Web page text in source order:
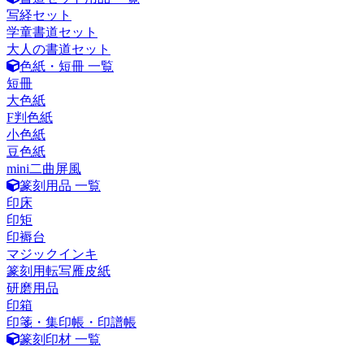
写経セット
学童書道セット
大人の書道セット
色紙・短冊 一覧
短冊
大色紙
F判色紙
小色紙
豆色紙
mini二曲屏風
篆刻用品 一覧
印床
印矩
印褥台
マジックインキ
篆刻用転写雁皮紙
研磨用品
印箱
印箋・集印帳・印譜帳
篆刻印材 一覧